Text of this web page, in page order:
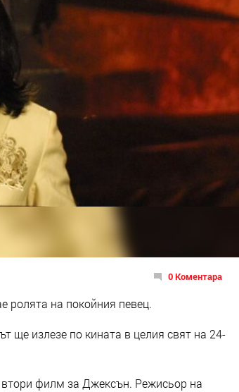
0 Коментара
на покойния певец.
ще излезе по кината в целия свят на 24-
втори филм за Джексън. Режисьор на